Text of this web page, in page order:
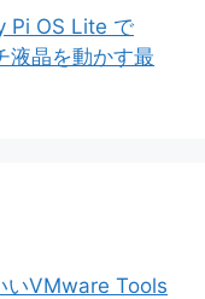
Pi OS Lite で
晶を動かす最
いVMware Tools